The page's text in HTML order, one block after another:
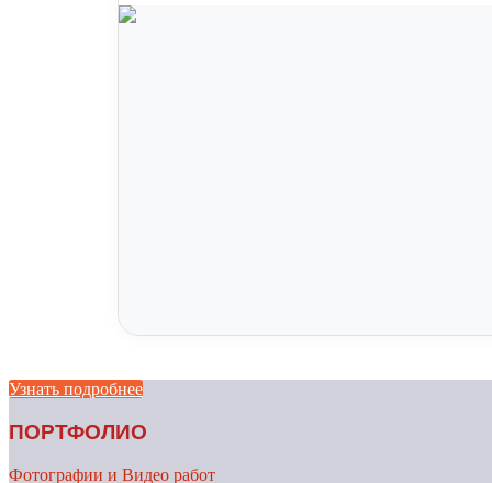
Узнать подробнее
ПОРТФОЛИО
Фотографии и Видео работ